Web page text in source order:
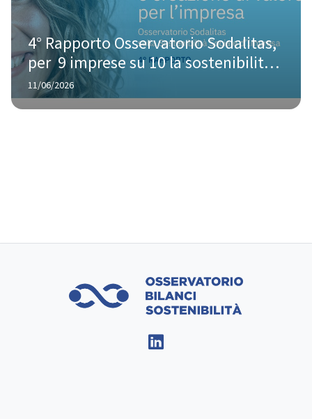
4° Rapporto Osservatorio Sodalitas,
per  9 imprese su 10 la sostenibilità
sociale è ormai un valore strategico
11/06/2026